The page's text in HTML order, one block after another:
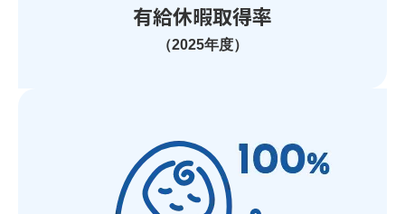
有給休暇取得率
（2025年度）